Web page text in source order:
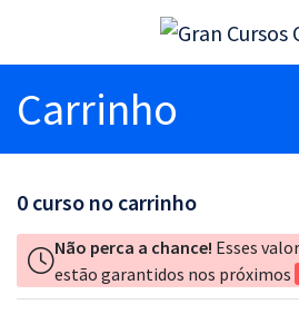
Carrinho
0 curso no carrinho
Não perca a chance! Esses
estão garantidos nos próximos